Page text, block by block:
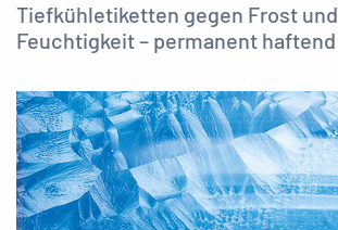
Tiefkühletiketten gegen Frost und
Feuchtigkeit – permanent haftend